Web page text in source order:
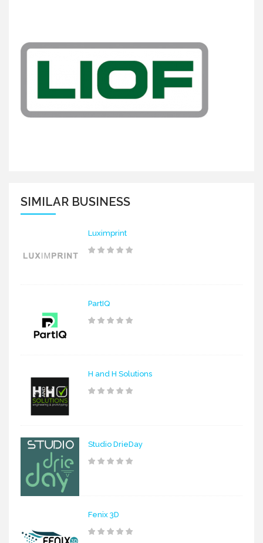
SIMILAR BUSINESS
Luximprint
PartIQ
H and H Solutions
Studio DrieDay
Fenix 3D